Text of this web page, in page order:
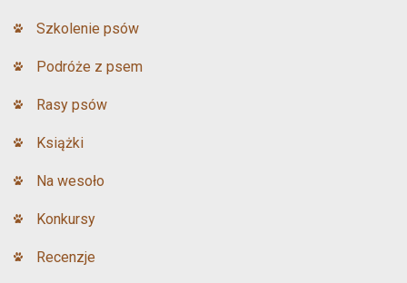
Szkolenie psów
Podróże z psem
Rasy psów
Książki
Na wesoło
Konkursy
Recenzje